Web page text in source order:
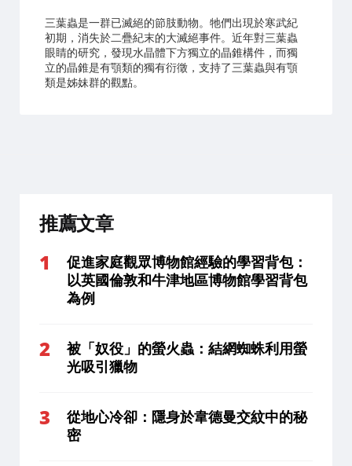
三葉蟲是一群已滅絕的節肢動物。牠們出現於寒武紀
初期，消失於二疊紀末的大滅絕事件。近年對三葉蟲
眼睛的研究，發現水晶體下方獨立的晶錐構件，而獨
立的晶錐是有顎類的獨有衍徵，支持了三葉蟲與有顎
類是姊妹群的觀點。
推薦文章
促進家庭觀眾博物館經驗的學習背包：
以英國倫敦和牛津地區博物館學習背包
為例
被「奴役」的螢火蟲：結網蜘蛛利用螢
光吸引獵物
從地心冷卻：隱身於韋德曼交紋中的秘
密